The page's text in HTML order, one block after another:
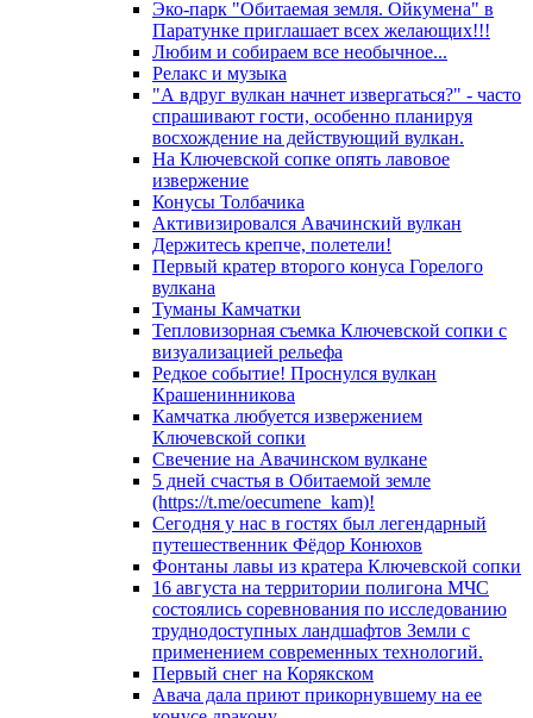
Эко-парк "Обитаемая земля. Ойкумена" в
Паратунке приглашает всех желающих!!!
Любим и собираем все необычное...
Релакс и музыка
"А вдруг вулкан начнет извергаться?" - часто
спрашивают гости, особенно планируя
восхождение на действующий вулкан.
На Ключевской сопке опять лавовое
извержение
Конусы Толбачика
Активизировался Авачинский вулкан
Держитесь крепче, полетели!
Первый кратер второго конуса Горелого
вулкана
Туманы Камчатки
Тепловизорная съемка Ключевской сопки с
визуализацией рельефа
Редкое событие! Проснулся вулкан
Крашенинникова
Камчатка любуется извержением
Ключевской сопки
Свечение на Авачинском вулкане
5 дней счастья в Обитаемой земле
(https://t.me/oecumene_kam)!
Сегодня у нас в гостях был легендарный
путешественник Фёдор Конюхов
Фонтаны лавы из кратера Ключевской сопки
16 августа на территории полигона МЧС
состоялись соревнования по исследованию
труднодоступных ландшафтов Земли с
применением современных технологий.
Первый снег на Корякском
Авача дала приют прикорнувшему на ее